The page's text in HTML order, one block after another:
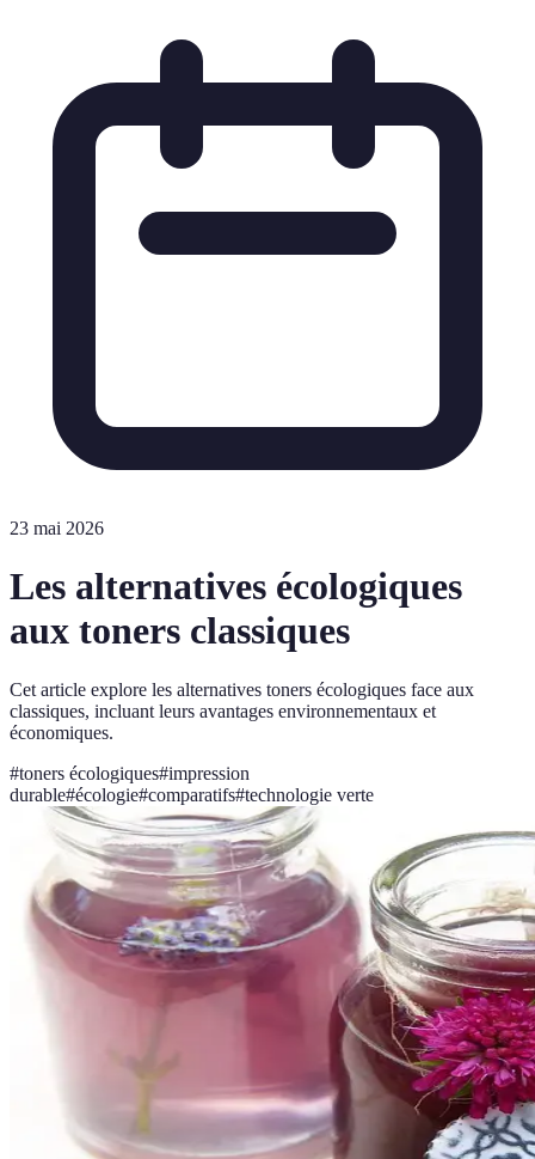
23 mai 2026
Les alternatives écologiques
aux toners classiques
Cet article explore les alternatives toners écologiques face aux
classiques, incluant leurs avantages environnementaux et
économiques.
#toners écologiques#impression
durable#écologie#comparatifs#technologie verte